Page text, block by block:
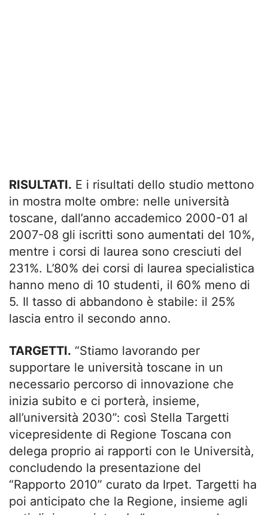
RISULTATI. E i risultati dello studio mettono
in mostra molte ombre: nelle università
toscane, dall’anno accademico 2000-01 al
2007-08 gli iscritti sono aumentati del 10%,
mentre i corsi di laurea sono cresciuti del
231%. L’80% dei corsi di laurea specialistica
hanno meno di 10 studenti, il 60% meno di
5. Il tasso di abbandono è stabile: il 25%
lascia entro il secondo anno.
TARGETTI. “Stiamo lavorando per
supportare le università toscane in un
necessario percorso di innovazione che
inizia subito e ci porterà, insieme,
all’università 2030”: così Stella Targetti
vicepresidente di Regione Toscana con
delega proprio ai rapporti con le Università,
concludendo la presentazione del
“Rapporto 2010” curato da Irpet. Targetti ha
poi anticipato che la Regione, insieme agli